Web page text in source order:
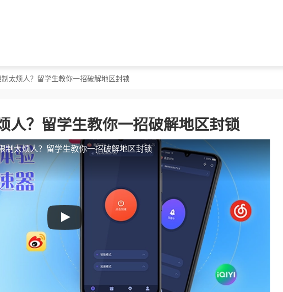
太烦人？留学生教你一招破解地区封锁
人？留学生教你一招破解地区封锁
制太烦人？留学生教你一招破解地区封锁